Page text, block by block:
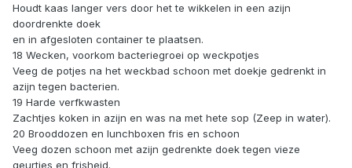
Houdt kaas langer vers door het te wikkelen in een azijn
doordrenkte doek
en in afgesloten container te plaatsen.
18 Wecken, voorkom bacteriegroei op weckpotjes
Veeg de potjes na het weckbad schoon met doekje gedrenkt in
azijn tegen bacterien.
19 Harde verfkwasten
Zachtjes koken in azijn en was na met hete sop (Zeep in water).
20 Brooddozen en lunchboxen fris en schoon
Veeg dozen schoon met azijn gedrenkte doek tegen vieze
geurtjes en frisheid.